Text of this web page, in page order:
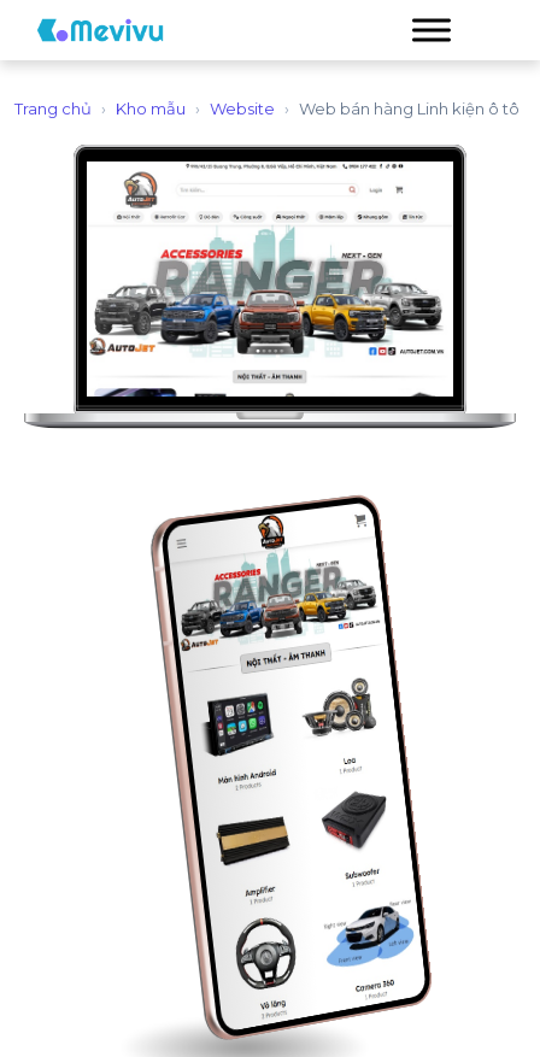
Trang chủ › Kho mẫu › Website › Web bán hàng Linh kiện ô tô